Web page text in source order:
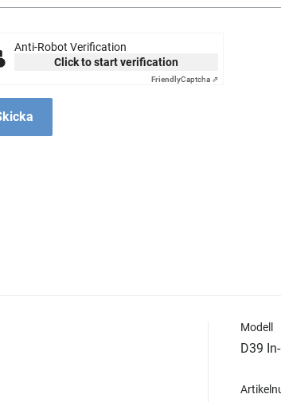
Anti-Robot Verification
Click to start verification
FriendlyCaptcha ⇗
Modell
D39